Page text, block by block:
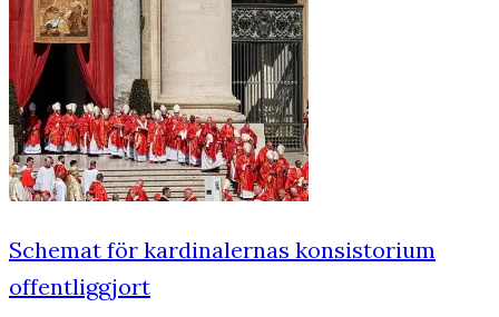
Schemat för kardinalernas konsistorium
offentliggjort